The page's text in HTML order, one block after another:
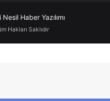
Haber Yazılımı
Hakları Saklıdır